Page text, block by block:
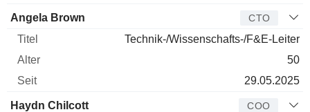
Angela Brown CTO
Technik-/Wissenschafts-/F&E-Leiter
50
29.05.2025
Haydn Chilcott COO